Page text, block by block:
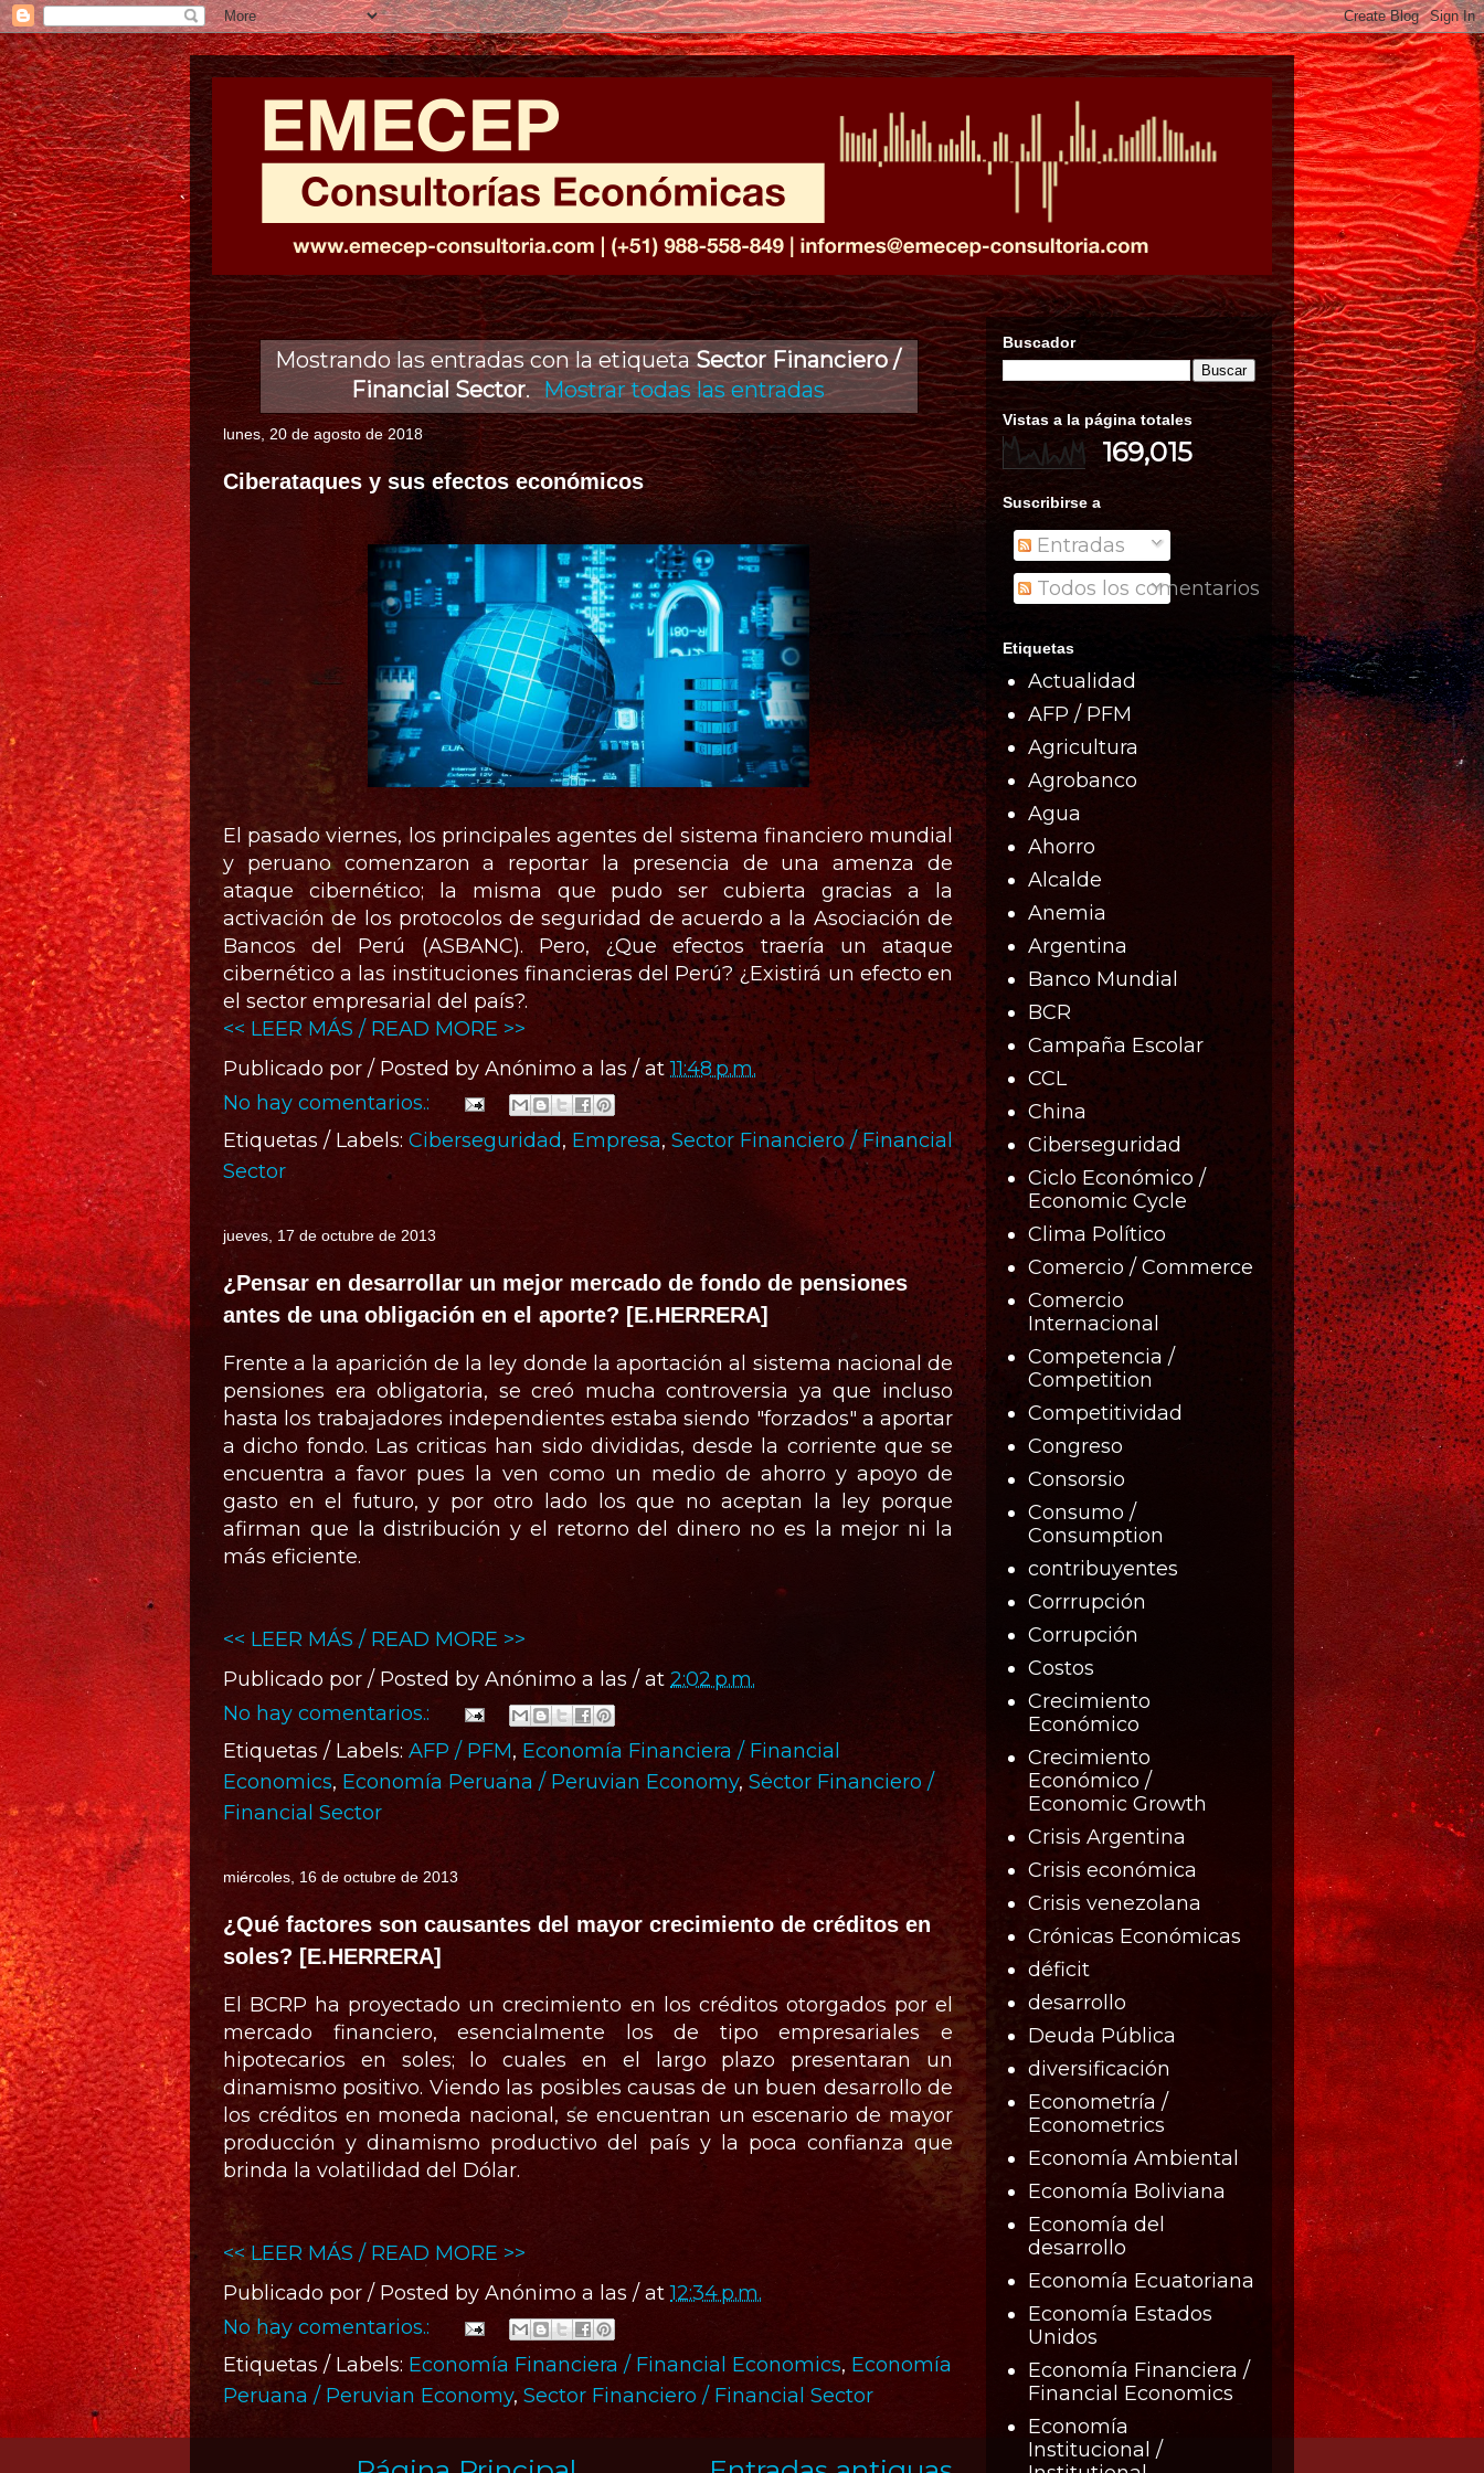
Mostrando las entradas con la etiquetaSector Financiero /
Financial Sector. Mostrar todas las entradas
lunes, 20 de agosto de 2018
Ciberataques y sus efectos económicos
El pasado viernes, los principales agentes del sistema financiero mundial
y peruano comenzaron a reportar la presencia de una amenza de
ataque cibernético; la misma que pudo ser cubierta gracias a la
activación de los protocolos de seguridad de acuerdo a la Asociación de
Bancos del Perú (ASBANC). Pero, ¿Que efectos traería un ataque
cibernético a las instituciones financieras del Perú? ¿Existirá un efecto en
el sector empresarial del país?.
<< LEER MÁS / READ MORE >>
Publicado por / Posted by Anónimo a las / at11:48 p.m.
No hay comentarios.:
Etiquetas / Labels: Ciberseguridad, Empresa,Sector Financiero / Financial
Sector
jueves, 17 de octubre de 2013
¿Pensar en desarrollar un mejor mercado de fondo de pensiones
antes de una obligación en el aporte? [E.HERRERA]
Frente a la aparición de la ley donde la aportación al sistema nacional de
pensiones era obligatoria, se creó mucha controversia ya que incluso
hasta los trabajadores independientes estaba siendo "forzados" a aportar
a dicho fondo. Las criticas han sido divididas, desde la corriente que se
encuentra a favor pues la ven como un medio de ahorro y apoyo de
gasto en el futuro, y por otro lado los que no aceptan la ley porque
afirman que la distribución y el retorno del dinero no es la mejor ni la
más eficiente.
<< LEER MÁS / READ MORE >>
Publicado por / Posted by Anónimo a las / at 2:02 p.m.
No hay comentarios.:
Etiquetas / Labels: AFP / PFM, Economía Financiera / Financial
Economics, Economía Peruana / Peruvian Economy, Sector Financiero /
Financial Sector
miércoles, 16 de octubre de 2013
¿Qué factores son causantes del mayor crecimiento de créditos en
soles? [E.HERRERA]
El BCRP ha proyectado un crecimiento en los créditos otorgados por el
mercado financiero, esencialmente los de tipo empresariales e
hipotecarios en soles; lo cuales en el largo plazo presentaran un
dinamismo positivo. Viendo las posibles causas de un buen desarrollo de
los créditos en moneda nacional, se encuentran un escenario de mayor
producción y dinamismo productivo del país y la poca confianza que
brinda la volatilidad del Dólar.
<< LEER MÁS / READ MORE >>
Publicado por / Posted by Anónimo a las / at12:34 p.m.
No hay comentarios.:
Etiquetas / Labels: Economía Financiera / Financial Economics, Economía
Peruana / Peruvian Economy, Sector Financiero / Financial Sector
Buscador
Vistas a la página totales
169,015
Suscribirse a
Entradas
Todos los comentarios
Etiquetas
Actualidad
AFP / PFM
Agricultura
Agrobanco
Agua
Ahorro
Alcalde
Anemia
Argentina
Banco Mundial
BCR
Campaña Escolar
CCL
China
Ciberseguridad
Ciclo Económico /
Economic Cycle
Clima Político
Comercio / Commerce
Comercio
Internacional
Competencia /
Competition
Competitividad
Congreso
Consorsio
Consumo /
Consumption
contribuyentes
Corrrupción
Corrupción
Costos
Crecimiento
Económico
Crecimiento
Económico /
Economic Growth
Crisis Argentina
Crisis económica
Crisis venezolana
Crónicas Económicas
déficit
desarrollo
Deuda Pública
diversificación
Econometría /
Econometrics
Economía Ambiental
Economía Boliviana
Economía del
desarrollo
Economía Ecuatoriana
Economía Estados
Unidos
Economía Financiera /
Financial Economics
Economía
Institucional /